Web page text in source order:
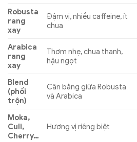
Robusta
rang
xay
Đậm vị, nhiều caffeine, ít
chua
Arabica
rang
xay
Thơm nhẹ, chua thanh,
hậu ngọt
Blend
(phối
trộn)
Cân bằng giữa Robusta
và Arabica
Moka,
Culi,
Cherry…
Hương vị riêng biệt